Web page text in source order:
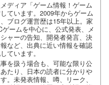
ディア「ゲーム情報！ゲーム
ています。2009年からゲーム
ブログ運営歴は15年以上。家
ゲームを中心に、公式発表、メ
ャーの告知、開発者発言、決
など、出典に近い情報を確認
ています。
を扱う場合も、可能な限り公
たり、日本の読者に分かりや
。未発表情報、噂、リーク、